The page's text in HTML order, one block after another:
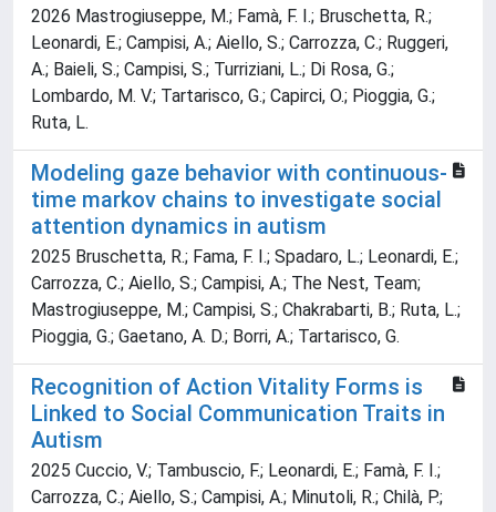
2026 Mastrogiuseppe, M.; Famà, F. I.; Bruschetta, R.;
Leonardi, E.; Campisi, A.; Aiello, S.; Carrozza, C.; Ruggeri,
A.; Baieli, S.; Campisi, S.; Turriziani, L.; Di Rosa, G.;
Lombardo, M. V.; Tartarisco, G.; Capirci, O.; Pioggia, G.;
Ruta, L.
Modeling gaze behavior with continuous-
time markov chains to investigate social
attention dynamics in autism
2025 Bruschetta, R.; Fama, F. I.; Spadaro, L.; Leonardi, E.;
Carrozza, C.; Aiello, S.; Campisi, A.; The Nest, Team;
Mastrogiuseppe, M.; Campisi, S.; Chakrabarti, B.; Ruta, L.;
Pioggia, G.; Gaetano, A. D.; Borri, A.; Tartarisco, G.
Recognition of Action Vitality Forms is
Linked to Social Communication Traits in
Autism
2025 Cuccio, V.; Tambuscio, F.; Leonardi, E.; Famà, F. I.;
Carrozza, C.; Aiello, S.; Campisi, A.; Minutoli, R.; Chilà, P.;